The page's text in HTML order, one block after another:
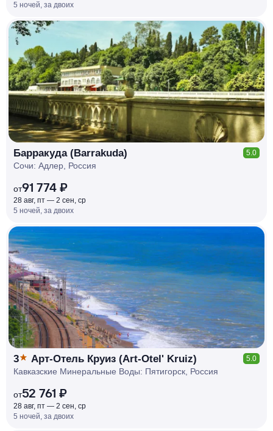
5 ночей, за двоих
КЕШБЭК
РУБЛЯ
МИ
Д
О 7
%
Барракуда (Barrakuda) 5.0
Сочи: Адлер, Россия
от91 774 ₽
28 авг, пт — 2 сен, ср
5 ночей, за двоих
КЕШБЭК
РУБЛЯ
МИ
Д
О 7
%
3 Арт-Отель Круиз (Art-Otel' Kruiz) 5.0
Кавказские Минеральные Воды: Пятигорск, Россия
от52 761 ₽
28 авг, пт — 2 сен, ср
5 ночей, за двоих